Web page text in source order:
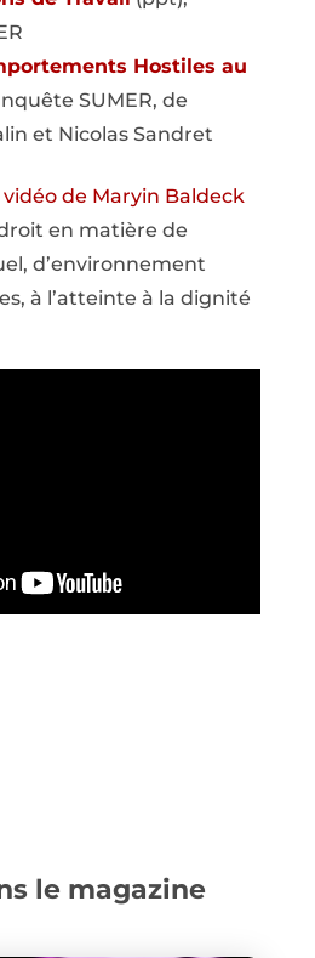
Hostiles au
SUMER, de
et Nicolas Sandret
vidéo de Maryin Baldeck
en matière de
d’environnement
à l’atteinte à la dignité
le magazine